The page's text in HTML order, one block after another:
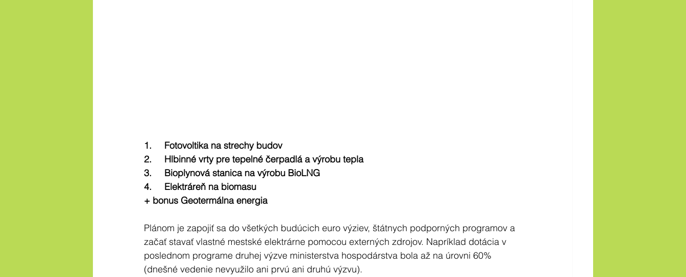
1.	Fotovoltika na strechy budov
2.	Hlbinné vrty pre tepelné čerpadlá a výrobu tepla
3.	Bioplynová stanica na výrobu BioLNG
4.	Elektráreň na biomasu
+ bonus Geotermálna energia
Plánom je zapojiť sa do všetkých budúcich euro výziev, štátnych podporných programov a
začať stavať vlastné mestské elektrárne pomocou externých zdrojov. Napríklad dotácia v
poslednom programe druhej výzve ministerstva hospodárstva bola až na úrovni 60%
(dnešné vedenie nevyužilo ani prvú ani druhú výzvu).